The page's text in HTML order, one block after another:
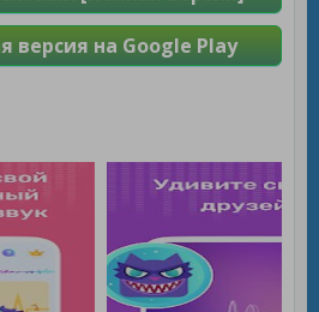
версия на Google Play